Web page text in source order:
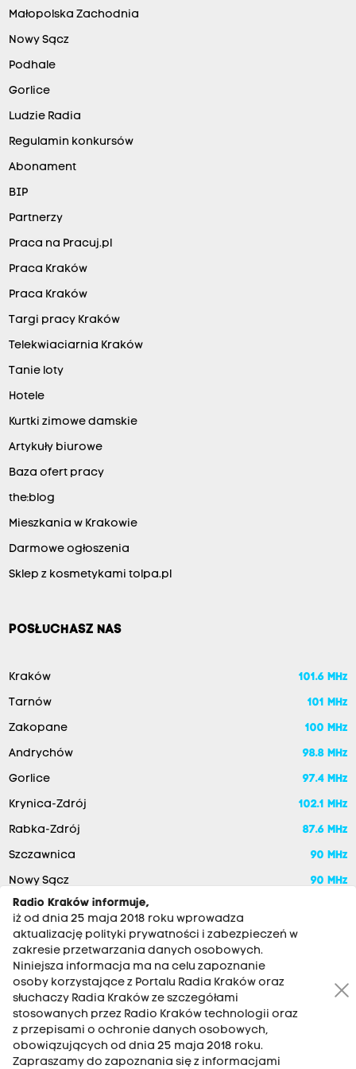
Małopolska Zachodnia
Nowy Sącz
Podhale
Gorlice
Ludzie Radia
Regulamin konkursów
Abonament
BIP
Partnerzy
Praca na Pracuj.pl
Praca Kraków
Praca Kraków
Targi pracy Kraków
Telekwiaciarnia Kraków
Tanie loty
Hotele
Kurtki zimowe damskie
Artykuły biurowe
Baza ofert pracy
the:blog
Mieszkania w Krakowie
Darmowe ogłoszenia
Sklep z kosmetykami tolpa.pl
POSŁUCHASZ NAS
Kraków 101.6 MHz
Tarnów 101 MHz
Zakopane 100 MHz
Andrychów 98.8 MHz
Gorlice 97.4 MHz
Krynica-Zdrój 102.1 MHz
Rabka-Zdrój 87.6 MHz
Szczawnica 90 MHz
Nowy Sącz 90 MHz
RADIO KRAKÓW SA. Aleja Juliusza Słowackiego 22, 30-007
Kraków
Antena: 12 200 33 33
Radio Kraków informuje,
iż od dnia 25 maja 2018 roku wprowadza
aktualizację polityki prywatności i zabezpieczeń w
zakresie przetwarzania danych osobowych.
Niniejsza informacja ma na celu zapoznanie
osoby korzystające z Portalu Radia Kraków oraz
słuchaczy Radia Kraków ze szczegółami
stosowanych przez Radio Kraków technologii oraz
z przepisami o ochronie danych osobowych,
obowiązujących od dnia 25 maja 2018 roku.
Zapraszamy do zapoznania się z informacjami